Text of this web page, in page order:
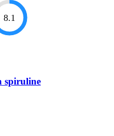
8.1
spiruline